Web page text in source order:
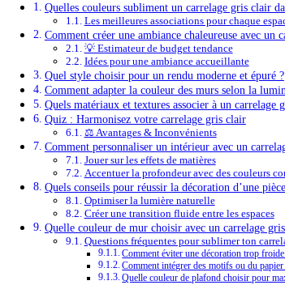
Quelles couleurs subliment un carrelage gris clair
Les meilleures associations pour chaque
Comment créer une ambiance chaleureuse avec un
💡 Estimateur de budget tendance
Idées pour une ambiance accueillante
Quel style choisir pour un rendu moderne et épuré ?
Comment adapter la couleur des murs selon la
Quels matériaux et textures associer à un
Quiz : Harmonisez votre carrelage gris clair
⚖️ Avantages & Inconvénients
Comment personnaliser un intérieur avec un
Jouer sur les effets de matières
Accentuer la profondeur avec des couleurs
Quels conseils pour réussir la décoration d’une
Optimiser la lumière naturelle
Créer une transition fluide entre les espaces
Quelle couleur de mur choisir avec un carrelage
Questions fréquentes pour sublimer ton
Comment éviter une décoration trop
Comment intégrer des motifs ou du
Quelle couleur de plafond choisir pour